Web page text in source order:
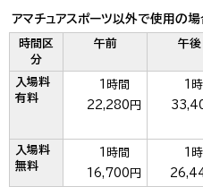
アマチュアスポーツ以外で使用の場
時間区
分
午前 午後
入場料
有料
1時間
22,280円
1
入場料
無料
1時間
16,700円
1